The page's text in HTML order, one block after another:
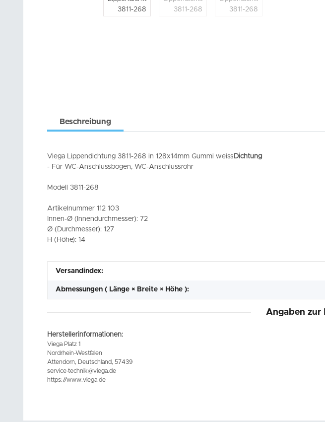
Beschreibung
Viega Lippendichtung 3811-268 in 128x14mm Gummi weiss Dichtung
- Für WC-Anschlussbogen, WC-Anschlussrohr
Modell 3811-268
Artikelnummer 112 103
Innen-Ø (Innendurchmesser): 72
Ø (Durchmesser): 127
H (Höhe): 14
Produkteigenschaft
Wert
Versandindex:
Abmessungen ( Länge × Breite × Höhe ):
Angaben zur
Herstellerinformationen:
Viega Platz 1
Nordrhein-Westfalen
Attendorn, Deutschland, 57439
service-technik@viega.de
https://www.viega.de